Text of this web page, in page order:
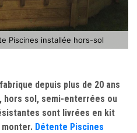
Piscines installée hors-sol
depuis plus de 20 ans
, hors sol, semi-enterrées ou
sont livrées en kit
Détente Piscines